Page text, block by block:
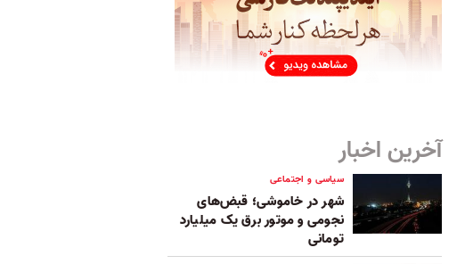
آخرین اخبار
سیاسی و اجتماعی
شهر در خاموشی؛ قبض‌های
نجومی و موتور برق یک میلیارد
تومانی